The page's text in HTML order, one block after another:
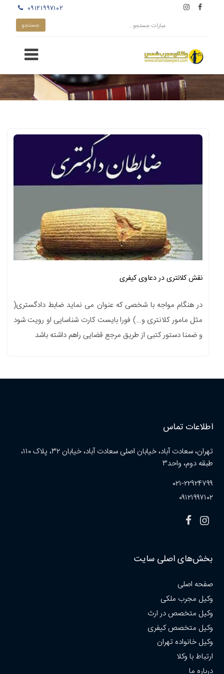
۰۹۱۲۱۹۹۷۱۰۲
نقش کلانتری در دعاوی کیفری
در هنگام مواجه با شخصی که عنوان می نماید ضابط دادگستری(
مثل مامور کلانتری و…) فورا بایست کارت شناسایی او رویت شود
و ضمنا دستور کتبی از طریق مرجع قضایی راهم داشته باشد
اطلاعات تماس
تهران، سعادت آباد، خیابان اصلی سعادت آباد، خیابان ۳۲، پلاک ۱۱۰،
طبقه دوم، واحد۳
۰۲۱-۲۲۹۲۴۷۹۹
۰۹۱۲۱۹۹۷۱۰۲
بخش‌های اصلی سایت
صفحه اصلی
وکیل مجرب ملکی
وکیل متخصص در ارث
وکیل متخصص کیفری
وکیل خانواده تهران
ارتباط با وکلا
درباره ما